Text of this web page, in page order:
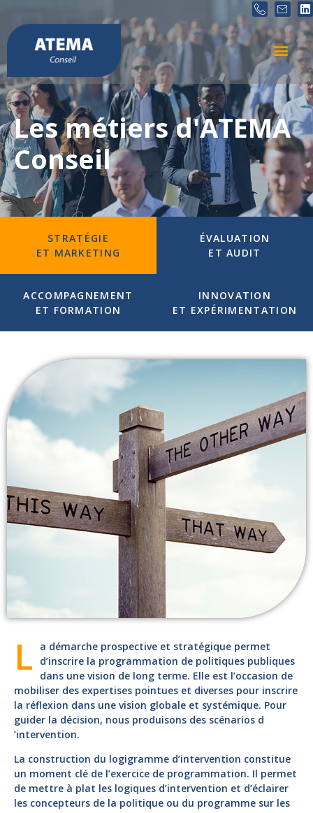
Les métiers d'ATEMA
Conseil
STRATÉGIE
ET MARKETING
ÉVALUATION
ET AUDIT
ACCOMPAGNEMENT
ET FORMATION
INNOVATION
ET EXPÉRIMENTATION
L
a démarche prospective et stratégique permet
d’inscrire la programmation de politiques publiques
dans une vision de long terme. Elle est l’occasion de
mobiliser des expertises pointues et diverses pour inscrire
la réflexion dans une vision globale et systémique. Pour
guider la décision, nous produisons des scénarios d
’intervention.
La construction du logigramme d’intervention constitue
un moment clé de l’exercice de programmation. Il permet
de mettre à plat les logiques d’intervention et d’éclairer
les concepteurs de la politique ou du programme sur les